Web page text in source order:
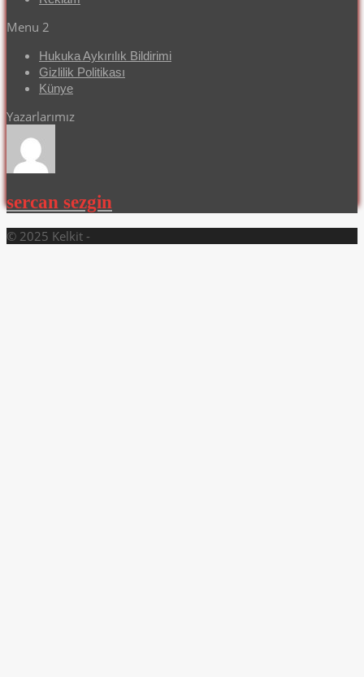
Menu 2
Hukuka Aykırılık Bildirimi
Gizlilik Politikası
Künye
Yazarlarımız
sercan sezgin
© 2025 Kelkit -